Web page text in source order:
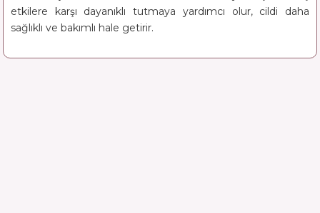
etkilere karşı dayanıklı tutmaya yardımcı olur, cildi daha
sağlıklı ve bakımlı hale getirir.